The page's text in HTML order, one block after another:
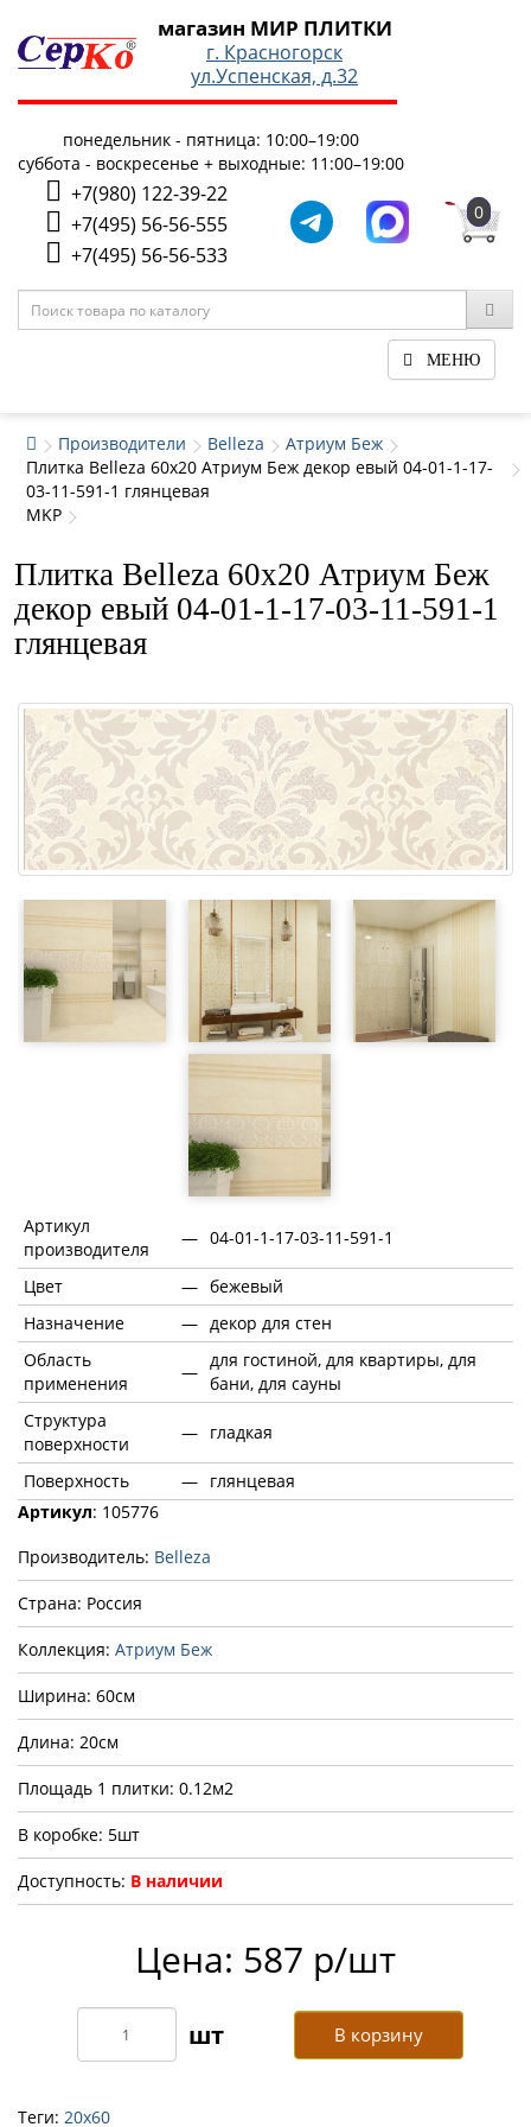
магазин МИР ПЛИТКИ
г. Красногорск
ул.Успенская, д.32
понедельник - пятница: 10:00–19:00
суббота - воскресенье + выходные: 11:00–19:00
+7(980) 122-39-22
+7(495) 56-56-555
+7(495) 56-56-533
0
МЕНЮ
Производители Belleza
Атриум Беж
Плитка Belleza 60x20 Атриум Беж декор евый 04-01-1-17-
03-11-591-1 глянцевая
MKP
Плитка Belleza 60x20 Атриум Беж
декор евый 04-01-1-17-03-11-591-1
глянцевая
Артикул
производителя
— 04-01-1-17-03-11-591-1
Цвет — бежевый
Назначение
— декор для стен
Область
применения
—
для гостиной, для квартиры, для
бани, для сауны
Структура
поверхности
— гладкая
Поверхность — глянцевая
Артикул: 105776
Производитель: Belleza
Страна: Россия
Коллекция: Атриум Беж
Ширина: 60см
Длина: 20см
Площадь 1 плитки: 0.12м2
В коробке: 5шт
Доступность: В наличии
Цена: 587 р/шт
В корзину
Теги: 20х60